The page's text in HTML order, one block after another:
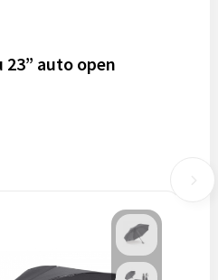
auto open